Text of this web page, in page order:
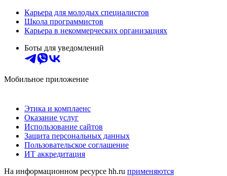
Карьера для молодых специалистов
Школа программистов
Карьера в некоммерческих организациях
Боты для уведомлений
Мобильное приложение
Этика и комплаенс
Оказание услуг
Использование сайтов
Защита персональных данных
Пользовательское соглашение
ИТ аккредитация
На информационном ресурсе hh.ru применяются